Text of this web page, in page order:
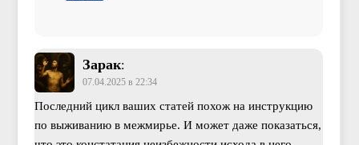
Зарак:
07.04.2025 в 22:34
Последний цикл ваших статей похож на инструкцию
по выживанию в межмирье. И может даже показаться,